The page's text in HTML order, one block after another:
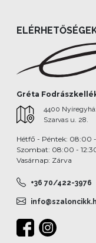
Gréta
4400
Szarvas u. 28.
Hétfő - Péntek: 08:00
Szombat: 08:00 -
Vasárnap: Zárva
+36 70/422-3976